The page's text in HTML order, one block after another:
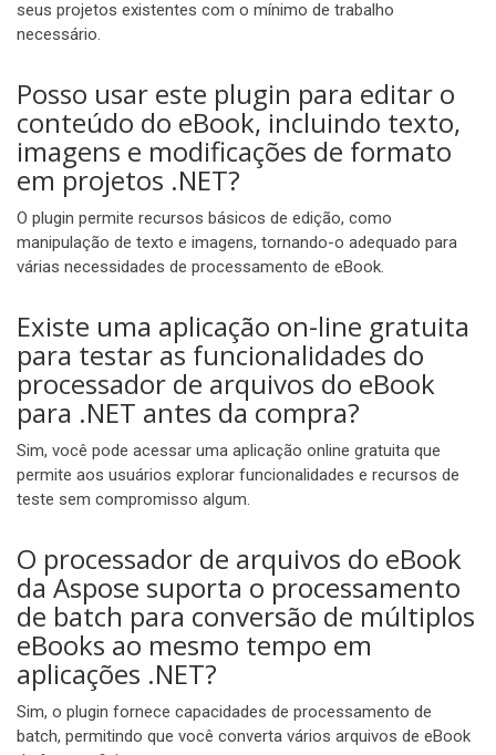
seus projetos existentes com o mínimo de trabalho
necessário.
Posso usar este plugin para editar o
conteúdo do eBook, incluindo texto,
imagens e modificações de formato
em projetos .NET?
O plugin permite recursos básicos de edição, como
manipulação de texto e imagens, tornando-o adequado para
várias necessidades de processamento de eBook.
Existe uma aplicação on-line gratuita
para testar as funcionalidades do
processador de arquivos do eBook
para .NET antes da compra?
Sim, você pode acessar uma aplicação online gratuita que
permite aos usuários explorar funcionalidades e recursos de
teste sem compromisso algum.
O processador de arquivos do eBook
da Aspose suporta o processamento
de batch para conversão de múltiplos
eBooks ao mesmo tempo em
aplicações .NET?
Sim, o plugin fornece capacidades de processamento de
batch, permitindo que você converta vários arquivos de eBook